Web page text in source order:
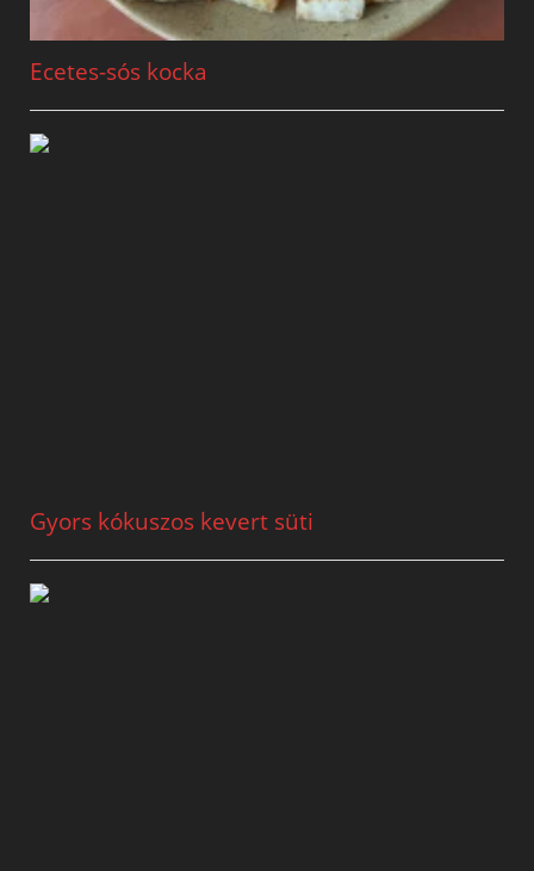
Ecetes-sós kocka
Gyors kókuszos kevert süti